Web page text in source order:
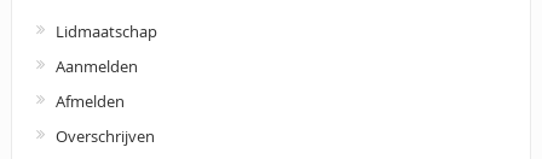
Lidmaatschap
Aanmelden
Afmelden
Overschrijven